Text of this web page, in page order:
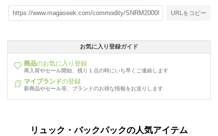
URLをコピー
お気に入り登録ガイド
商品のお気に入り登録
再入荷やセール開始、残り１点の時にいち早くご連絡します
マイブランドの登録
新商品やセール等、ブランドのお得な情報をお送りします
リュック・バックパックの人気アイテム